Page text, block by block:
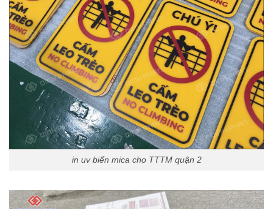
in uv biển mica cho TTTM quận 2